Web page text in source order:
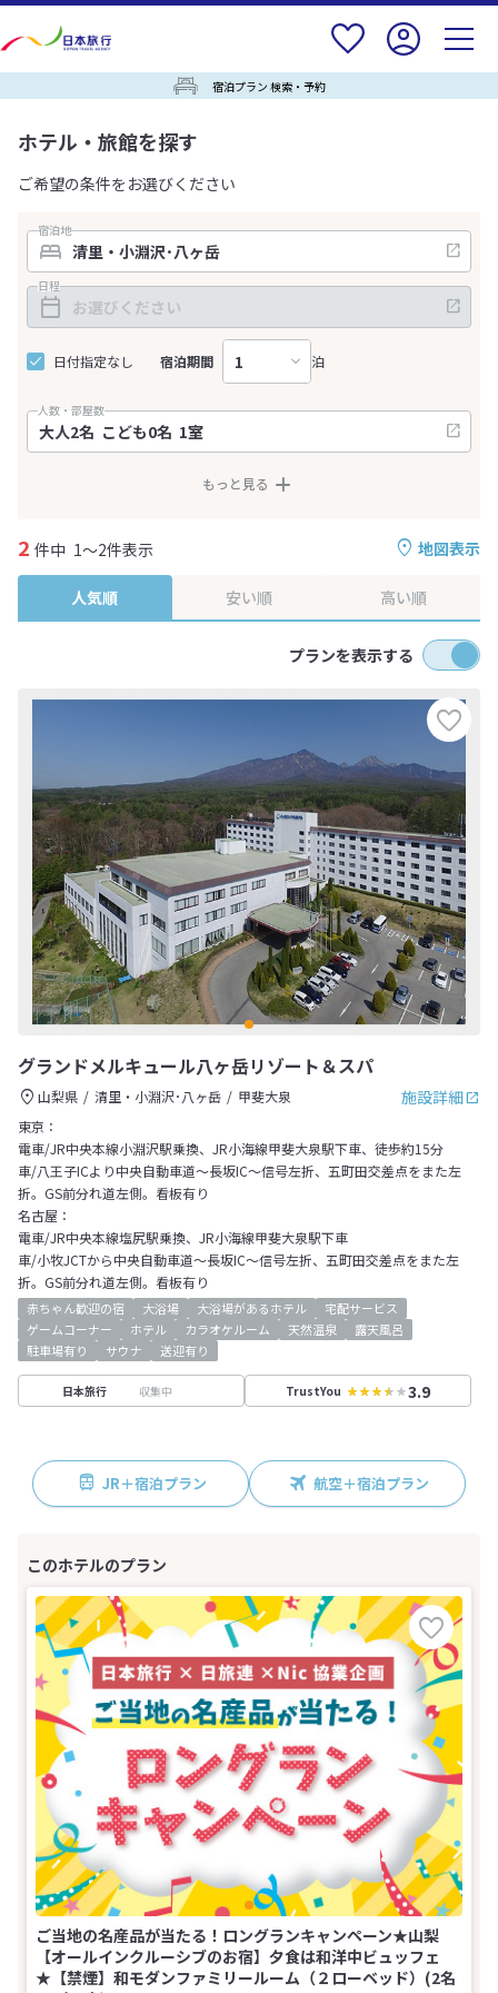
宿泊プラン 検索・予約
ホテル・旅館を探す
ご希望の条件をお選びください
宿泊地
日程
日付指定なし 宿泊期間 泊
人数・部屋数
もっと見る
地図表示
2 件中 1～2件表示
人気順 安い順 高い順
プランを表示する
グランドメルキュール八ヶ岳リゾート＆スパ
施設詳細
山梨県 清里・小淵沢･八ヶ岳
甲斐大泉
東京：
電車/JR中央本線小淵沢駅乗換、JR小海線甲斐大泉駅下車、徒歩約15分
車/八王子ICより中央自動車道～長坂IC～信号左折、五町田交差点をまた左
折。GS前分れ道左側。看板有り
名古屋：
電車/JR中央本線塩尻駅乗換、JR小海線甲斐大泉駅下車
車/小牧JCTから中央自動車道～長坂IC～信号左折、五町田交差点をまた左
折。GS前分れ道左側。看板有り
赤ちゃん歓迎の宿 大浴場 大浴場があるホテル
宅配サービス
ゲームコーナー
ホテル カラオケルーム 天然温泉
露天風呂
駐車場有り
サウナ 送迎有り
日本旅行 収集中 TrustYou 3.9
JR＋宿泊プラン 航空＋宿泊プラン
ご当地の名産品が当たる！ロングランキャンペーン★山梨
【オールインクルーシブのお宿】夕食は和洋中ビュッフェ
★【禁煙】和モダンファミリールーム（２ローベッド）(2名